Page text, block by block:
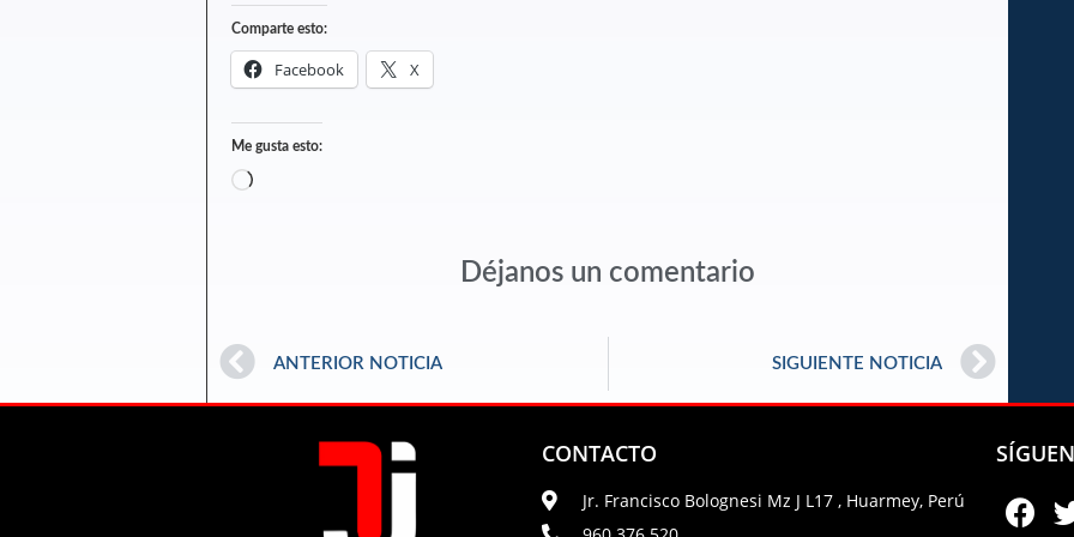
Comparte esto:
Facebook X
Me gusta esto:
Déjanos un comentario
ANTERIOR NOTICIA SIGUIENTE NOTICIA
CONTACTO
Jr. Francisco Bolognesi Mz J L17 , Huarmey, Perú